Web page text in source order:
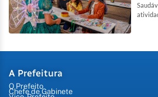
A Prefeitura
O Prefeito
Chefe de Gabinete